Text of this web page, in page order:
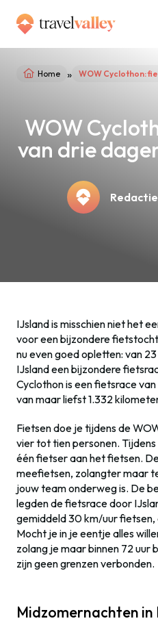
Home »
WOW
van drie
Redactie
IJsland is misschien niet het
voor een bijzondere
nu even goed opletten: van
IJsland een bijzondere
Cyclothon is een fietsrace
van maar liefst 1.332
Fietsen doe je tijdens de
vier tot tien personen.
één fietser aan het fietsen.
meefietsen, zolangter maar
jouw team onderweg is. De
legden de fietsrace door
gemiddeld 30 km/uur fietsen,
Mocht je in je eentje alles
zolang je maar binnen 72 uur
zijn geen grenzen verbonden.
Midzomernachten in